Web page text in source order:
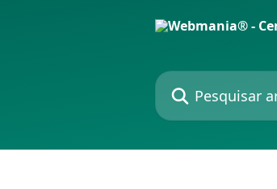
Pesquisar artigos...